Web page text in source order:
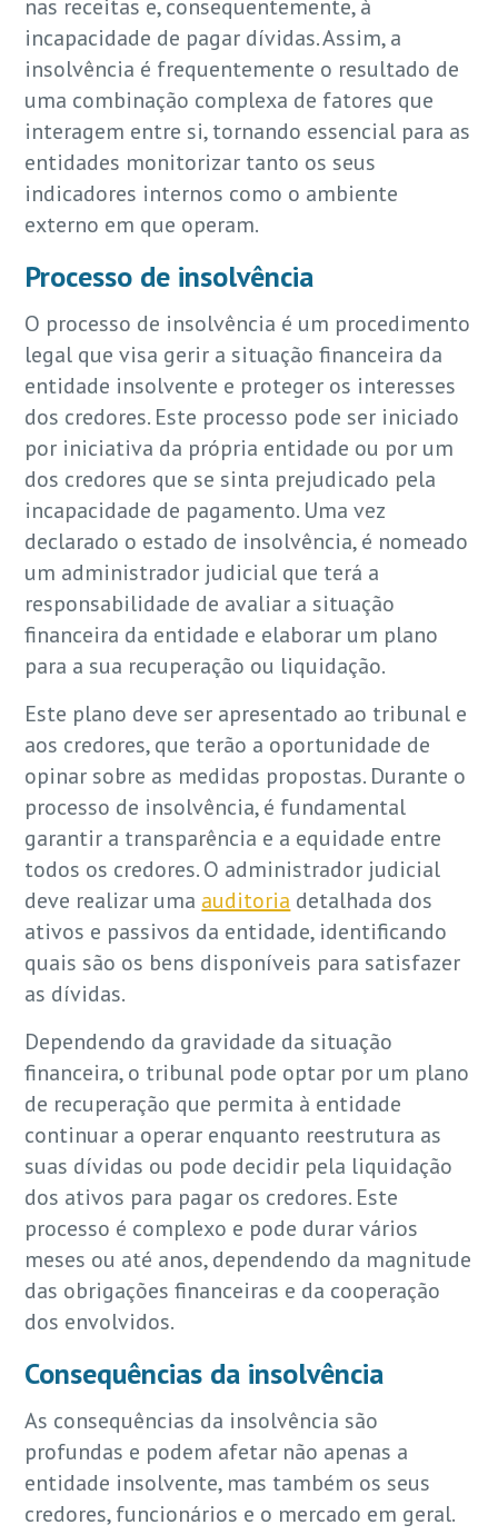
nas receitas e, consequentemente, à
incapacidade de pagar dívidas. Assim, a
insolvência é frequentemente o resultado de
uma combinação complexa de fatores que
interagem entre si, tornando essencial para as
entidades monitorizar tanto os seus
indicadores internos como o ambiente
externo em que operam.
Processo de insolvência
O processo de insolvência é um procedimento
legal que visa gerir a situação financeira da
entidade insolvente e proteger os interesses
dos credores. Este processo pode ser iniciado
por iniciativa da própria entidade ou por um
dos credores que se sinta prejudicado pela
incapacidade de pagamento. Uma vez
declarado o estado de insolvência, é nomeado
um administrador judicial que terá a
responsabilidade de avaliar a situação
financeira da entidade e elaborar um plano
para a sua recuperação ou liquidação.
Este plano deve ser apresentado ao tribunal e
aos credores, que terão a oportunidade de
opinar sobre as medidas propostas. Durante o
processo de insolvência, é fundamental
garantir a transparência e a equidade entre
todos os credores. O administrador judicial
deve realizar uma auditoria detalhada dos
ativos e passivos da entidade, identificando
quais são os bens disponíveis para satisfazer
as dívidas.
Dependendo da gravidade da situação
financeira, o tribunal pode optar por um plano
de recuperação que permita à entidade
continuar a operar enquanto reestrutura as
suas dívidas ou pode decidir pela liquidação
dos ativos para pagar os credores. Este
processo é complexo e pode durar vários
meses ou até anos, dependendo da magnitude
das obrigações financeiras e da cooperação
dos envolvidos.
Consequências da insolvência
As consequências da insolvência são
profundas e podem afetar não apenas a
entidade insolvente, mas também os seus
credores, funcionários e o mercado em geral.